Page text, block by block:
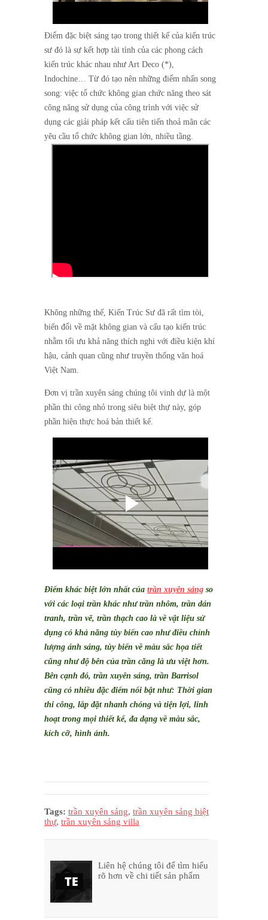
Điểm đặc biệt sáng tạo trong thiết kế của kiến trúc
sư đó là sự kết hợp tài tình của các phong cách
kiến trúc khác nhau như Art Deco (*),
Indochine… Từ đó tạo nên những điểm nhấn song
song: việc tổ chức không gian chức năng theo sát
công năng sử dụng của công trình với việc sử
dụng các giải pháp kết cấu tiên tiến thoả mãn các
yêu cầu tổ chức không gian lớn, nhiều tầng.
Không những thế, Kiến Trúc Sư đã rất tìm tòi,
biến đổi về mặt không gian và cấu tạo kiến trúc
nhằm tối ưu khả năng thích nghi với điều kiện khí
hậu, cảnh quan cũng như truyền thống văn hoá
Việt Nam.
Đơn vị trần xuyên sáng chúng tôi vinh dự là một
phần thi công nhỏ trong siêu biệt thự này, góp
phần hiện thực hoá bản thiết kế.
Điểm khác biệt lớn nhất của trần xuyên sáng so
với các loại trần khác như trần nhôm, trần dán
tranh, trần vẽ, trần thạch cao là về vật liệu sử
dụng có khả năng tùy biến cao như điều chỉnh
lượng ánh sáng, tùy biến về màu sắc họa tiết
cũng như độ bên của trần căng là ưu việt hơn.
Bên cạnh đó, trần xuyên sáng, trần Barrisol
cũng có nhiều đặc điểm nổi bật như: Thời gian
thi công, lắp đặt nhanh chóng và tiện lợi, linh
hoạt trong mọi thiết kế, đa dạng về màu sắc,
kích cỡ, hình ảnh.
Tags: trần xuyên sáng, trần xuyên sáng biệt
thự, trần xuyên sáng villa
Liên hệ chúng tôi để tìm hiểu
rõ hơn về chi tiết sản phẩm